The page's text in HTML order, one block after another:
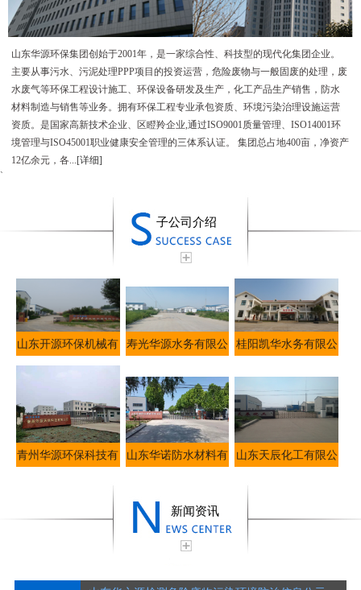
山东华源环保集团创始于2001年，是一家综合性、科技型的现代化集团企业。
主要从事污水、污泥处理PPP项目的投资运营，危险废物与一般固废的处理，废
水废气等环保工程设计施工、环保设备研发及生产，化工产品生产销售，防水
材料制造与销售等业务。拥有环保工程专业承包资质、环境污染治理设施运营
资质。是国家高新技术企业、区瞪羚企业,通过ISO9001质量管理、ISO14001环
境管理与ISO45001职业健康安全管理的三体系认证。 集团总占地400亩，净资产
12亿余元，各...[详细]
`
子公司介绍
山东开源环保机械有
限公司
寿光华源水务有限公
桂阳凯华水务有限公
青州华源环保科技有
山东华诺防水材料有
山东天辰化工有限公
新闻资讯